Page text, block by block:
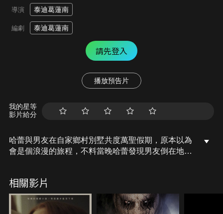
導演 泰迪葛蓮南
編劇 泰迪葛蓮南
請先登入
播放預告片
我的星等
影片給分
哈蕾與男友在自家鄉村別墅共度萬聖假期，原本以為
會是個浪漫的旅程，不料當晚哈蕾發現男友倒在地上
哈蕾冷酷的過去使她身懷絕技，也讓這場遊戲有了出
乎意料的結局…
相關影片